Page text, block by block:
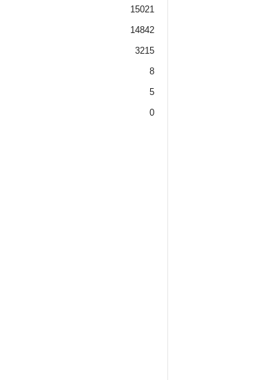
15021
14842
3215
8
5
0